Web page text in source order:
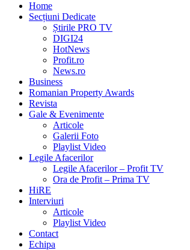
Home
Secțiuni Dedicate
Știrile PRO TV
DIGI24
HotNews
Profit.ro
News.ro
Business
Romanian Property Awards
Revista
Gale & Evenimente
Articole
Galerii Foto
Playlist Video
Legile Afacerilor
Legile Afacerilor – Profit TV
Ora de Profit – Prima TV
HiRE
Interviuri
Articole
Playlist Video
Contact
Echipa